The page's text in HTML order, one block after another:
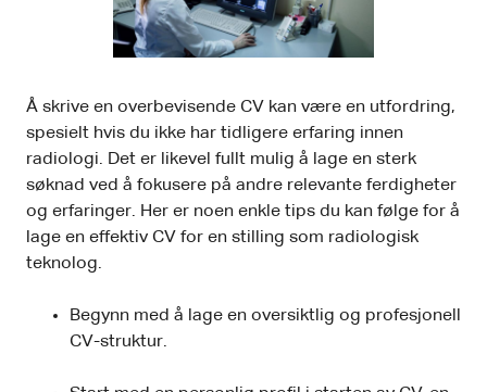
Å skrive en overbevisende CV kan være en utfordring,
spesielt hvis du ikke har tidligere erfaring innen
radiologi. Det er likevel fullt mulig å lage en sterk
søknad ved å fokusere på andre relevante ferdigheter
og erfaringer. Her er noen enkle tips du kan følge for å
lage en effektiv CV for en stilling som radiologisk
teknolog.
Begynn med å lage en oversiktlig og profesjonell
CV-struktur.